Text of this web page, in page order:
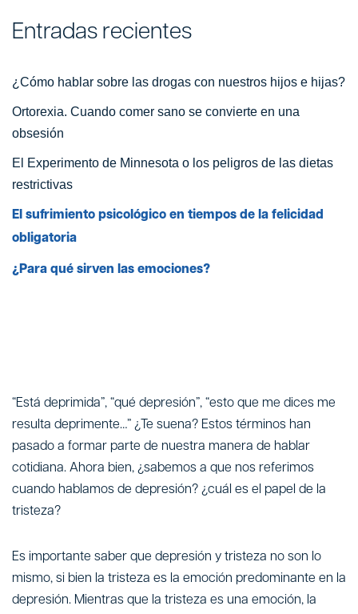
Entradas recientes
¿Cómo hablar sobre las drogas con nuestros hijos e hijas?
Ortorexia. Cuando comer sano se convierte en una
obsesión
El Experimento de Minnesota o los peligros de las dietas
restrictivas
El sufrimiento psicológico en tiempos de la felicidad
obligatoria
¿Para qué sirven las emociones?
“Está deprimida”, “qué depresión”, “esto que me dices me
resulta deprimente…” ¿Te suena? Estos términos han
pasado a formar parte de nuestra manera de hablar
cotidiana. Ahora bien, ¿sabemos a que nos referimos
cuando hablamos de depresión? ¿cuál es el papel de la
tristeza?
Es importante saber que depresión y tristeza no son lo
mismo, si bien la tristeza es la emoción predominante en la
depresión. Mientras que la tristeza es una emoción, la